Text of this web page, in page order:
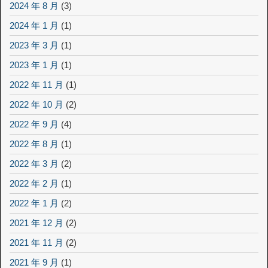
2024 年 8 月 (3)
2024 年 1 月 (1)
2023 年 3 月 (1)
2023 年 1 月 (1)
2022 年 11 月 (1)
2022 年 10 月 (2)
2022 年 9 月 (4)
2022 年 8 月 (1)
2022 年 3 月 (2)
2022 年 2 月 (1)
2022 年 1 月 (2)
2021 年 12 月 (2)
2021 年 11 月 (2)
2021 年 9 月 (1)